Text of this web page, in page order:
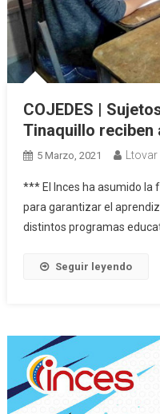
COJEDES |
Tinaquillo
5 Marzo, 2021 Ltovar
*** El Inces ha asumido la
para garantizar el
distintos programas
Seguir leyendo